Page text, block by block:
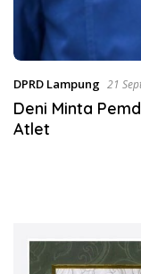
DPRD Lampung 21
Deni Minta
Atlet